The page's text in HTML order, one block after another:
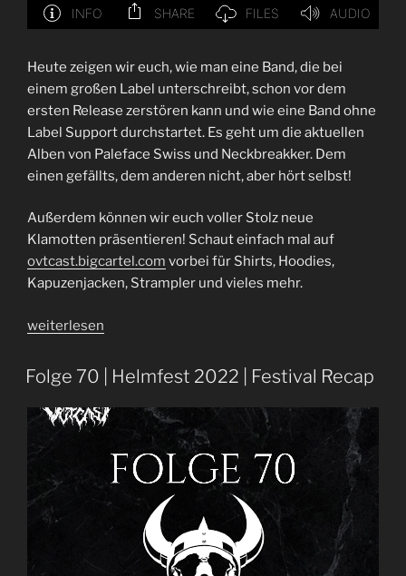
Heute zeigen wir euch, wie man eine Band, die bei
einem großen Label unterschreibt, schon vor dem
ersten Release zerstören kann und wie eine Band ohne
Label Support durchstartet. Es geht um die aktuellen
Alben von Paleface Swiss und Neckbreakker. Dem
einen gefällts, dem anderen nicht, aber hört selbst!
Außerdem können wir euch voller Stolz neue
Klamotten präsentieren! Schaut einfach mal auf
⁠ovtcast.bigcartel.com⁠ vorbei für Shirts, Hoodies,
Kapuzenjacken, Strampler und vieles mehr.
„Die
Seite
Böllers
Paleface
Swiss,
Neckbreakker
Album
weiterlesen
Folge 70 | Helmfest 2022 | Festival Recap